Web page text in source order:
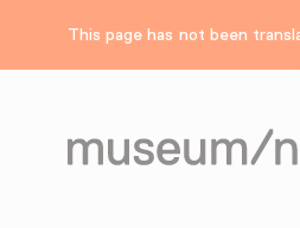
This page has not been